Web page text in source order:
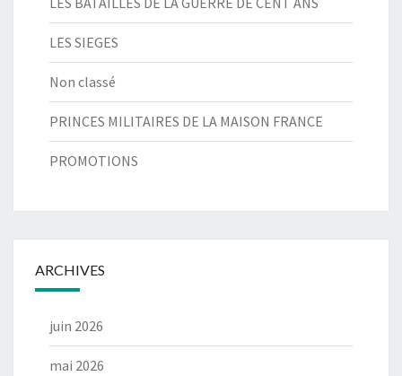
LES SIEGES
Non classé
PRINCES MILITAIRES DE LA MAISON FRANCE
PROMOTIONS
ARCHIVES
juin 2026
mai 2026